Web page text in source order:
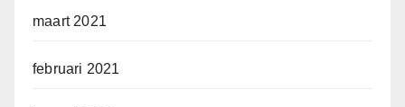
maart 2021
februari 2021